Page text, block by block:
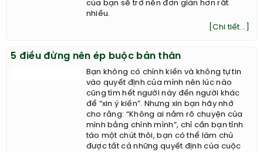
của bạn sẽ trở nên đơn giản hơn rất
nhiều.
[Chi tiết...]
5 điều đừng nên ép buộc bản thân
Bạn không có chính kiến và không tự tin
vào quyết định của mình nên lúc nào
cũng tìm hết người này đến người khác
để “xin ý kiến”. Nhưng xin bạn hãy nhớ
cho rằng: “Không ai nắm rõ chuyện của
mình bằng chính mình”, chỉ cần bạn tỉnh
táo một chút thôi, bạn có thể làm chủ
được tất cả những quyết định của cuộc